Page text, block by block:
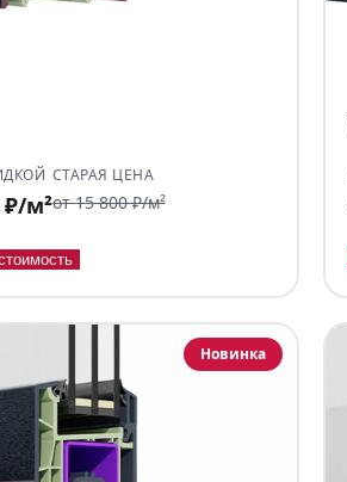
₽/м²
СТАРАЯ ЦЕНА
от 15 800 ₽/м²
Новинка